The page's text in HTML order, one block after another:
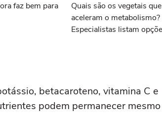
faz bem para
Quais são os vegetais que
aceleram o metabolismo?
Especialistas listam
betacaroteno, vitamina C e
podem permanecer